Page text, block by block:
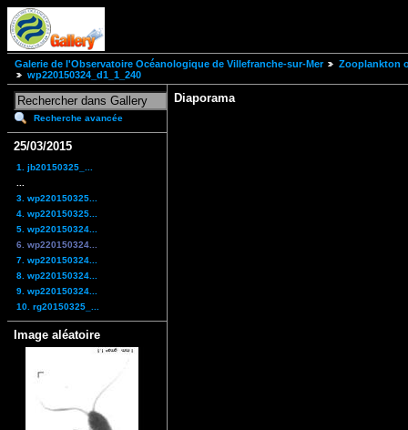
Galerie de l'Observatoire Océanologique de Villefranche-sur-Mer
Zooplankton
wp220150324_d1_1_240
Recherche avancée
25/03/2015
1. jb20150325_...
3. wp220150325...
4. wp220150325...
5. wp220150324...
6. wp220150324...
7. wp220150324...
8. wp220150324...
9. wp220150324...
10. rg20150325_...
Image aléatoire
Diaporama